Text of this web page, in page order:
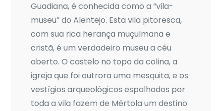
Guadiana, é conhecida como a “vila-
museu” do Alentejo. Esta vila pitoresca,
com sua rica herança muçulmana e
cristã, é um verdadeiro museu a céu
aberto. O castelo no topo da colina, a
igreja que foi outrora uma mesquita, e os
vestígios arqueológicos espalhados por
toda a vila fazem de Mértola um destino